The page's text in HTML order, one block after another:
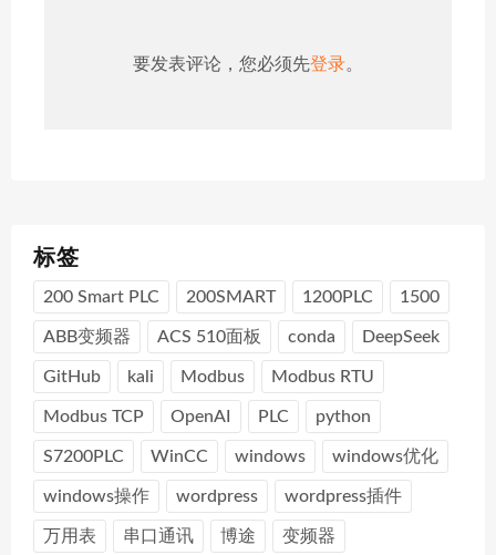
要发表评论，您必须先登录。
标签
200 Smart PLC 200SMART 1200PLC 1500
ABB变频器 ACS 510面板 conda DeepSeek
GitHub kali Modbus Modbus RTU
Modbus TCP OpenAI PLC python
S7200PLC WinCC windows windows优化
windows操作 wordpress wordpress插件
万用表 串口通讯 博途 变频器